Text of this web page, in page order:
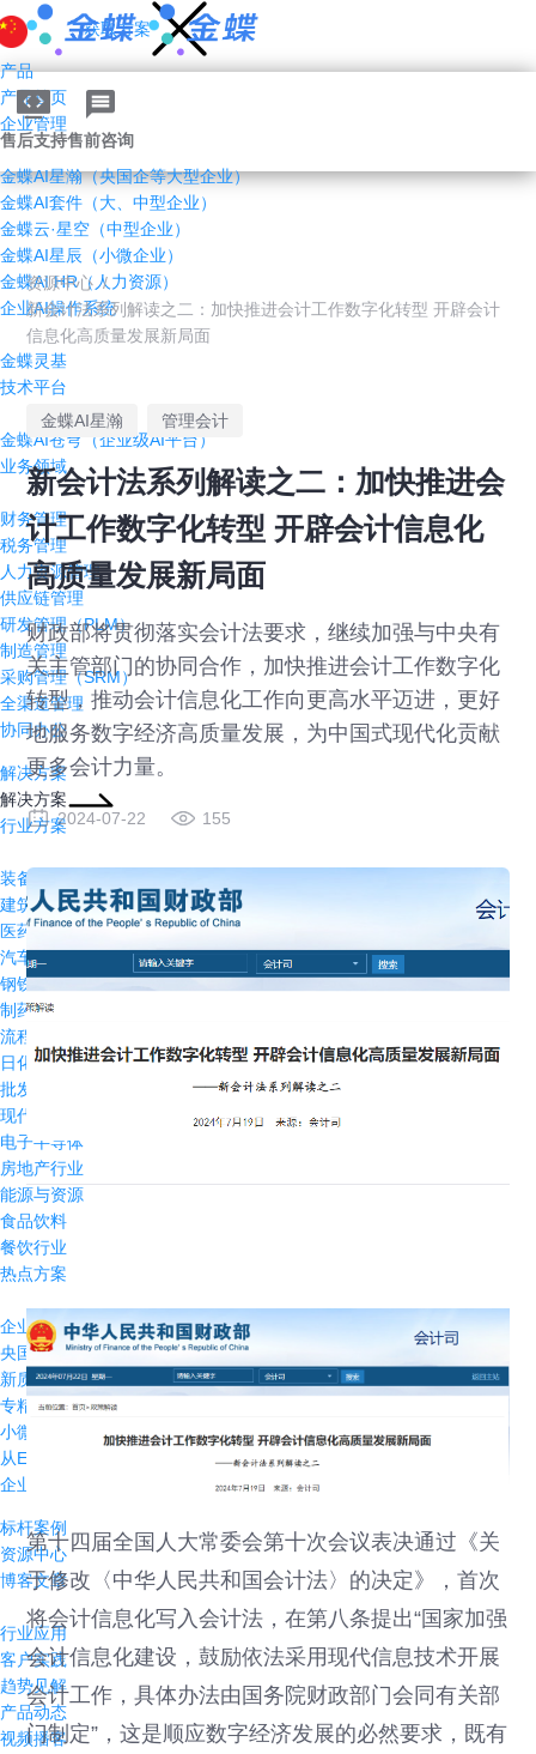
获取方案
产品
产品首页
企业管理AI
金蝶AI星瀚（央国企等大型企业）
金蝶AI套件（大、中型企业）
金蝶云·星空（中型企业）
金蝶AI星辰（小微企业）
金蝶AI HR（人力资源）
企业AI操作系统
金蝶灵基
技术平台
金蝶AI苍穹（企业级AI平台）
业务领域
财务管理
税务管理
人力资源管理
供应链管理
研发管理（PLM）
制造管理
采购管理（SRM）
全渠道管理
协同办公
解决方案
解决方案
行业方案
装备制造
建筑行业
医药流通
汽车及零部件
钢铁冶金
制药行业
流程制造
日化日用品
批发与零售
现代农牧
电子半导体
房地产行业
能源与资源
食品饮料
餐饮行业
热点方案
企业出海数字化方案
央国企数字化解决方案
新质生产力解决方案
专精特新企业数字化方案
小微企业业财税一体化方案
从ERP到智能EBC
企业IPO解决方案
标杆案例
资源中心
博客文章
行业应用
客户实践
趋势见解
产品动态
视频播客
售后支持售前咨询
资源中心 /
新会计法系列解读之二：加快推进会计工作数字化转型 开辟会计
信息化高质量发展新局面
金蝶AI星瀚 管理会计
新会计法系列解读之二：加快推进会
计工作数字化转型 开辟会计信息化
高质量发展新局面
财政部将贯彻落实会计法要求，继续加强与中央有
关主管部门的协同合作，加快推进会计工作数字化
转型，推动会计信息化工作向更高水平迈进，更好
地服务数字经济高质量发展，为中国式现代化贡献
更多会计力量。
2024-07-22 155
第十四届全国人大常委会第十次会议表决通过《关
于修改〈中华人民共和国会计法〉的决定》，首次
将会计信息化写入会计法，在第八条提出“国家加强
会计信息化建设，鼓励依法采用现代信息技术开展
会计工作，具体办法由国务院财政部门会同有关部
门制定”，这是顺应数字经济发展的必然要求，既有